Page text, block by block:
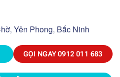
Yên Phong, Bắc Ninh
GỌI NGAY0912 011 683